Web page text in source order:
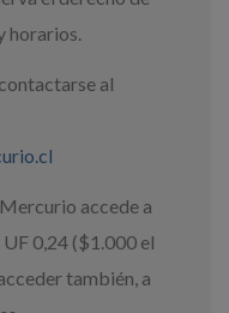
horarios.
al
accede a
0,24 ($1.000 el
también, a